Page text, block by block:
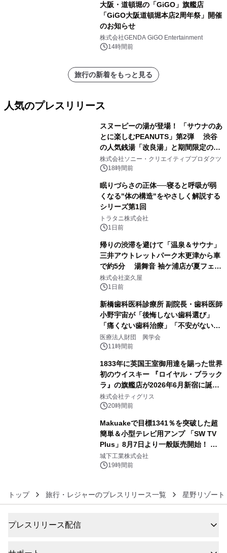
大阪・道頓堀の「GiGO」旗艦店
「GiGO大阪道頓堀本店2周年祭」開催
のお知らせ
株式会社GENDA GiGO Entertainment
14時間前
旅行の新着をもっと見る
人気のプレスリリース
スヌーピーの湯が登場！ 「サウナのあ
とに楽しむPEANUTS」第2弾 渋谷
の人気銭湯「改良湯」と期間限定のコ
ラボレーション サウナイキタイコラ
ボグッズも発売決定！
株式会社ソニー・クリエイティブプロダクツ
18時間前
眠りづらさの正体──寝ると呼吸が弱
くなる"体の構造"をやさしく解説する
シリーズ第1回
トラタニ株式会社
1日前
帰りの渋滞を避けて「温泉＆サウナ」
三井アウトレットパーク木更津から車
で約5分 湯舞音 袖ケ浦店が夏フェア
メニューを提供
株式会社楽久屋
1日前
新橋歯科医科診療所 副院長・歯科医師
小野宇宙が「後悔しない歯科選び」
「痛くない歯科治療」「不安がない治
療計画」をテーマに専門監修
医療法人財団 興学会
11時間前
1833年に英国王室御用達を賜った世界
初のウイスキー 『ロイヤル・ブラック
ラ』の旗艦店が2026年6月新宿に誕
生 バカルディ ジャパンと連携した
没入型バー「BAR Arca」
株式会社ティグリス
20時間前
Makuakeで目標1341％を突破した超
簡単＆小型テレビ用アンプ 「SW TV
Plus」8月7日より一般販売開始！ ケ
ーブル1本つなぐだけ、テレビの音が
ぐっと豊かに
城下工業株式会社
19時間前
トップ 旅行・レジャーのプレスリリース一覧 星野リゾート
プレスリリース配信